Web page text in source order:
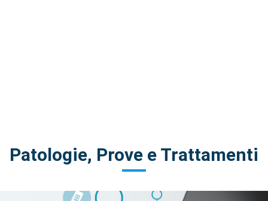
Patologie, Prove e Trattamenti